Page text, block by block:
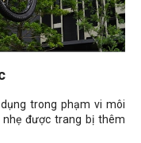
trong phạm vi môi
được trang bị thêm